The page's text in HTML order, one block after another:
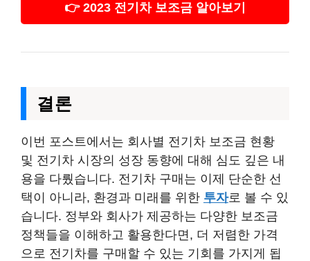
👉 2023 전기차 보조금 알아보기
결론
이번 포스트에서는 회사별 전기차 보조금 현황
및 전기차 시장의 성장 동향에 대해 심도 깊은 내
용을 다뤘습니다. 전기차 구매는 이제 단순한 선
택이 아니라, 환경과 미래를 위한 투자로 볼 수 있
습니다. 정부와 회사가 제공하는 다양한 보조금
정책들을 이해하고 활용한다면, 더 저렴한 가격
으로 전기차를 구매할 수 있는 기회를 가지게 됩